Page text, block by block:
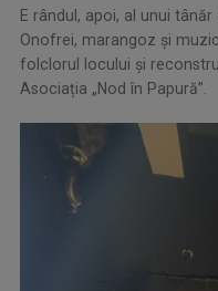
E rândul, apoi, al unui
Onofrei, marangoz și
folclorul locului și
Asociația „Nod în Papură”.